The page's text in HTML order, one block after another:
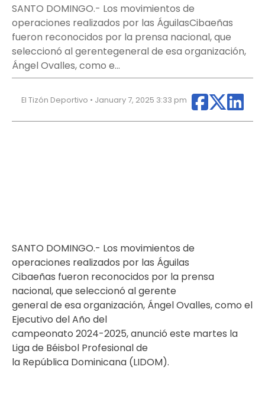
SANTO DOMINGO.- Los movimientos de
operaciones realizados por las ÁguilasCibaeñas
fueron reconocidos por la prensa nacional, que
seleccionó al gerentegeneral de esa organización,
Ángel Ovalles, como e…
El Tizón Deportivo • January 7, 2025 3:33 pm
SANTO DOMINGO.- Los movimientos de
operaciones realizados por las Águilas
Cibaeñas fueron reconocidos por la prensa
nacional, que seleccionó al gerente
general de esa organización, Ángel Ovalles, como el
Ejecutivo del Año del
campeonato 2024-2025, anunció este martes la
Liga de Béisbol Profesional de
la República Dominicana (LIDOM).